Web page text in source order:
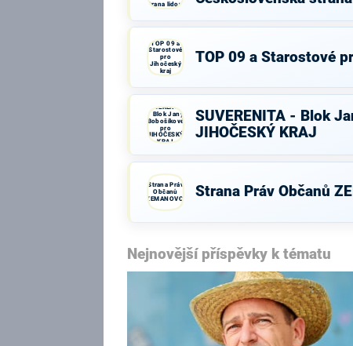
strana lidová
TOP 09 a
Starostové
pro
Jihočeský
kraj
TOP 09 a Starostové
SUVERENITA
- Blok Jany
Bobošíkové
pro
JIHOČESKÝ
KRAJ
SUVERENITA - Blok
JIHOČESKÝ KRAJ
Strana Práv
Občanů
ZEMANOVCI
Strana Práv Občanů
Nejnovější příspěvky k tématu